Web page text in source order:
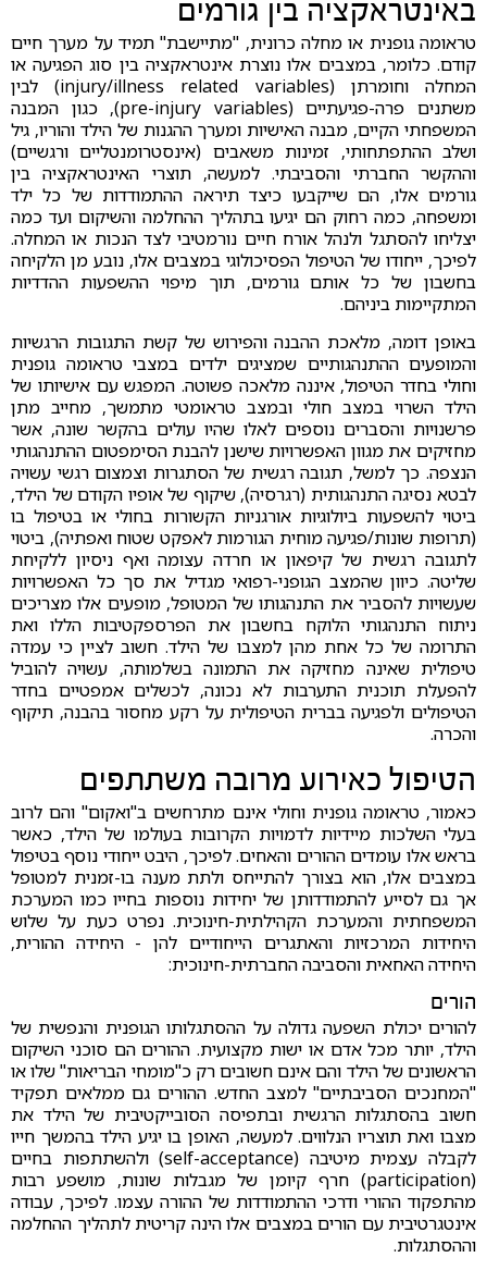
באינטראקציה בין גורמים
טראומה גופנית או מחלה כרונית, "מתיישבת" תמיד על מערך חיים
קודם. כלומר, במצבים אלו נוצרת אינטראקציה בין סוג הפגיעה או
המחלה וחומרתן (injury/illness related variables) לבין
משתנים פרה-פגיעתיים (pre-injury variables), כגון המבנה
המשפחתי הקיים, מבנה האישיות ומערך ההגנות של הילד והוריו, גיל
ושלב ההתפתחותי, זמינות משאבים (אינסטרומנטליים ורגשיים)
וההקשר החברתי והסביבתי. למעשה, תוצרי האינטראקציה בין
גורמים אלו, הם שייקבעו כיצד תיראה ההתמודדות של כל ילד
ומשפחה, כמה רחוק הם יגיעו בתהליך ההחלמה והשיקום ועד כמה
יצליחו להסתגל ולנהל אורח חיים נורמטיבי לצד הנכות או המחלה.
לפיכך, ייחודו של הטיפול הפסיכולוגי במצבים אלו, נובע מן הלקיחה
בחשבון של כל אותם גורמים, תוך מיפוי ההשפעות ההדדיות
המתקיימות ביניהם.
באופן דומה, מלאכת ההבנה והפירוש של קשת התגובות הרגשיות
והמופעים ההתנהגותיים שמציגים ילדים במצבי טראומה גופנית
וחולי בחדר הטיפול, איננה מלאכה פשוטה. המפגש עם אישיותו של
הילד השרוי במצב חולי ובמצב טראומטי מתמשך, מחייב מתן
פרשנויות והסברים נוספים לאלו שהיו עולים בהקשר שונה, אשר
מחזיקים את מגוון האפשרויות שישנן להבנת הסימפטום ההתנהגותי
הנצפה. כך למשל, תגובה רגשית של הסתגרות וצמצום רגשי עשויה
לבטא נסיגה התנהגותית (רגרסיה), שיקוף של אופיו הקודם של הילד,
ביטוי להשפעות ביולוגיות אורגניות הקשורות בחולי או בטיפול בו
(תרופות שונות/פגיעה מוחית הגורמות לאפקט שטוח ואפתיה), ביטוי
לתגובה רגשית של קיפאון או חרדה עצומה ואף ניסיון ללקיחת
שליטה. כיוון שהמצב הגופני-רפואי מגדיל את סך כל האפשרויות
שעשויות להסביר את התנהגותו של המטופל, מופעים אלו מצריכים
ניתוח התנהגותי הלוקח בחשבון את הפרספקטיבות הללו ואת
התרומה של כל אחת מהן למצבו של הילד. חשוב לציין כי עמדה
טיפולית שאינה מחזיקה את התמונה בשלמותה, עשויה להוביל
להפעלת תוכנית התערבות לא נכונה, לכשלים אמפטיים בחדר
הטיפולים ולפגיעה בברית הטיפולית על רקע מחסור בהבנה, תיקוף
והכרה.
הטיפול כאירוע מרובה משתתפים
כאמור, טראומה גופנית וחולי אינם מתרחשים ב"ואקום" והם לרוב
בעלי השלכות מיידיות לדמויות הקרובות בעולמו של הילד, כאשר
בראש אלו עומדים ההורים והאחים. לפיכך, היבט ייחודי נוסף בטיפול
במצבים אלו, הוא בצורך להתייחס ולתת מענה בו-זמנית למטופל
אך גם לסייע להתמודדותן של יחידות נוספות בחייו כמו המערכת
המשפחתית והמערכת הקהילתית-חינוכית. נפרט כעת על שלוש
היחידות המרכזיות והאתגרים הייחודיים להן - היחידה ההורית,
היחידה האחאית והסביבה החברתית-חינוכית:
הורים
להורים יכולת השפעה גדולה על ההסתגלותו הגופנית והנפשית של
הילד, יותר מכל אדם או ישות מקצועית. ההורים הם סוכני השיקום
הראשונים של הילד והם אינם חשובים רק כ"מומחי הבריאות" שלו או
"המחנכים הסביבתיים" למצב החדש. ההורים גם ממלאים תפקיד
חשוב בהסתגלות הרגשית ובתפיסה הסובייקטיבית של הילד את
מצבו ואת תוצריו הנלווים. למעשה, האופן בו יגיע הילד בהמשך חייו
לקבלה עצמית מיטיבה (self-acceptance) ולהשתתפות בחיים
(participation) חרף קיומן של מגבלות שונות, מושפע רבות
מהתפקוד ההורי ודרכי ההתמודדות של ההורה עצמו. לפיכך, עבודה
אינטגרטיבית עם הורים במצבים אלו הינה קריטית לתהליך ההחלמה
וההסתגלות.